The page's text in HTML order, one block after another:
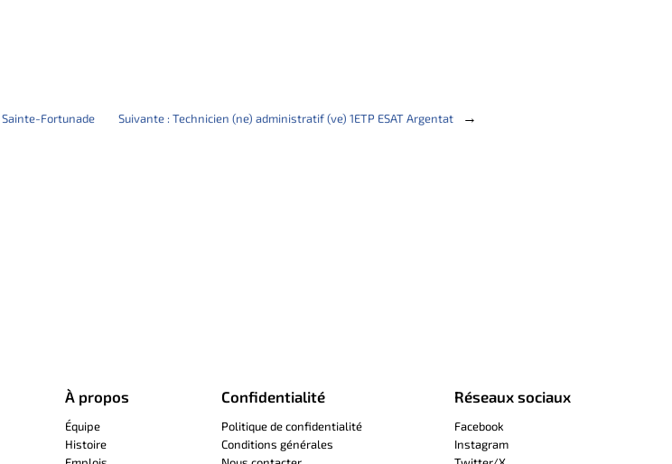
Fortunade Suivante : Technicien (ne) administratif (ve) 1ETP ESAT Argentat →
À propos
Équipe
Histoire
Confidentialité
Politique de confidentialité
Conditions générales
Réseaux sociaux
Facebook
Instagram